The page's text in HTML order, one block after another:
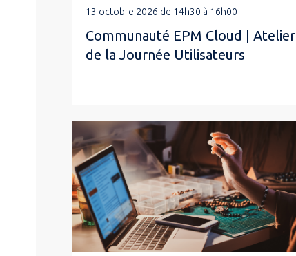
13 octobre 2026 de 14h30 à 16h00
Communauté EPM Cloud | Atelier
de la Journée Utilisateurs